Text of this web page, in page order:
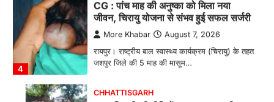
जशपुर जिले की 5 माह की मासूम…
CHHATTISGARH
CG: छिपली की दीदियों का कमाल, बकरी
पालन से बढ़ी आय और मजबूत हुआ आत्मविश्वास
रायपुर। ग्रामीण महिलाओं को आर्थिक रूप से सशक्त